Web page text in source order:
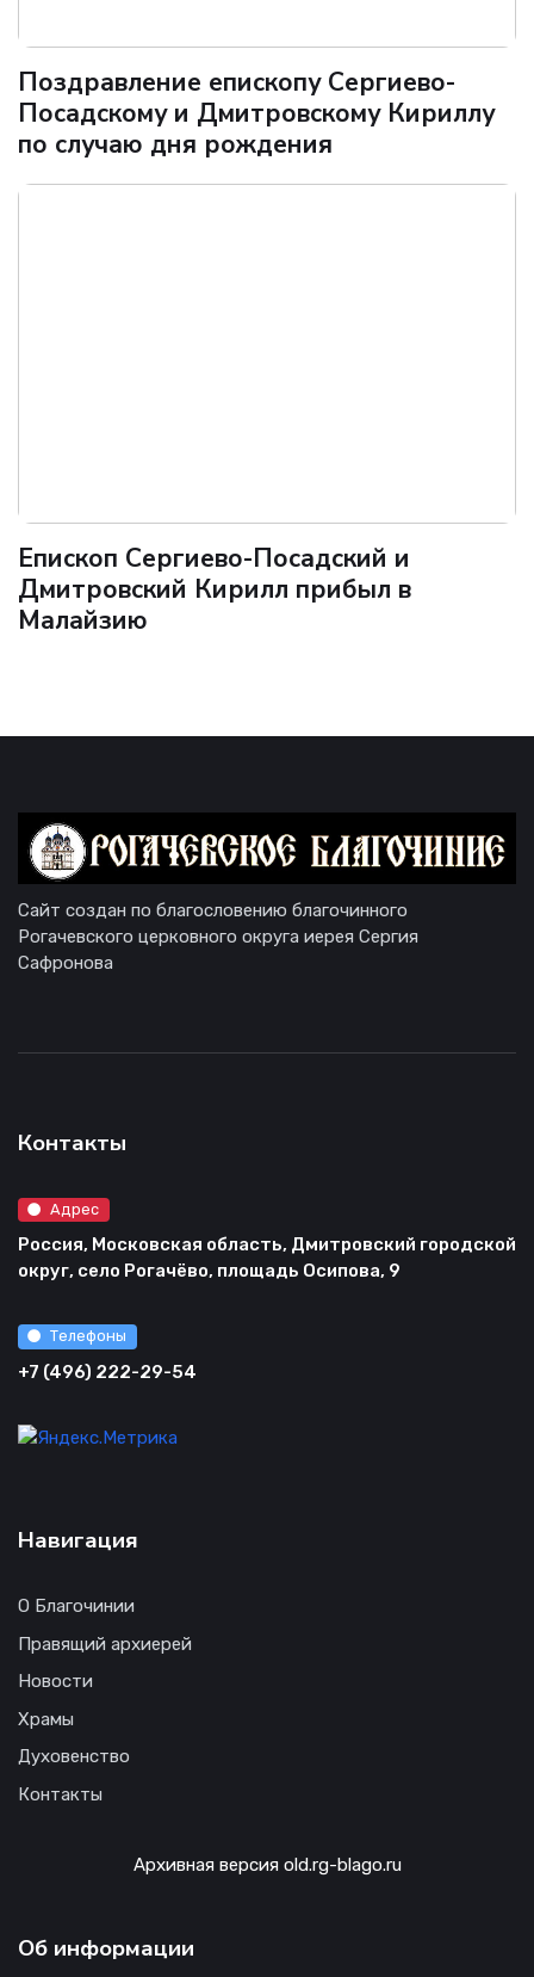
Поздравление епископу Сергиево-
Посадскому и Дмитровскому Кириллу
по случаю дня рождения
Епископ Сергиево-Посадский и
Дмитровский Кирилл прибыл в
Малайзию
Сайт создан по благословению благочинного
Рогачевского церковного округа иерея Сергия
Сафронова
Контакты
Адрес
Россия, Московская область, Дмитровский городской
округ, село Рогачёво, площадь Осипова, 9
Телефоны
+7 (496) 222-29-54
Навигация
О Благочинии
Правящий архиерей
Новости
Храмы
Духовенство
Контакты
Архивная версия old.rg-blago.ru
Об информации